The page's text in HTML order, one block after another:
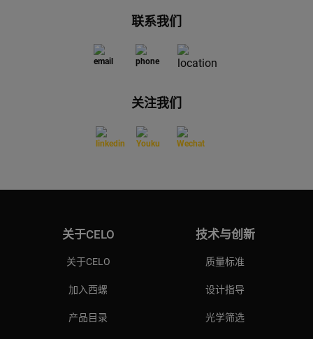
联系我们
关注我们
关于CELO
关于CELO
加入西螺
产品目录
技术与创新
质量标准
设计指导
光学筛选